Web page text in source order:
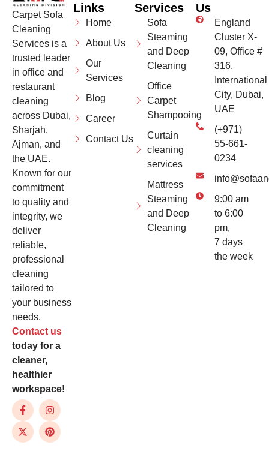
Carpet Sofa
Cleaning
Services is a
trusted leader
in office and
restaurant
cleaning
across Dubai,
Sharjah,
Ajman, and
the UAE.
Known for our
commitment
to quality and
integrity, we
deliver
reliable,
professional
cleaning
tailored to
your business
needs.
Contact us
today for a
cleaner,
healthier
workspace!
Links
Home
About Us
Our
Services
Blog
Career
Contact Us
Services
Sofa
Steaming
and Deep
Cleaning
Office
Carpet
Shampooing
Curtain
cleaning
services
Mattress
Steaming
and Deep
Cleaning
Us
England
Cluster X-
09, Office #
316,
International
City, Dubai,
UAE
(+971)
55-661-
0234
9:00 am
to 6:00
pm,
7 days
the week